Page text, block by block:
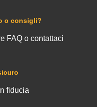
fiducia
o consigli?
FAQ o contattaci